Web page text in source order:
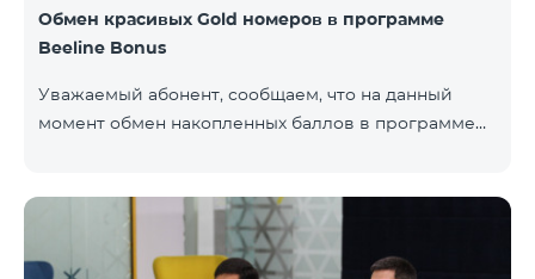
Обмен красивых Gold номеров в программе
Beeline Bonus
Уважаемый абонент, сообщаем, что на данный
момент обмен накопленных баллов в программе
категорий: Nickel, Bronze, Silver, Platinum.